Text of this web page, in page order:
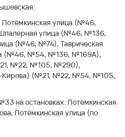
Потёмкинская улица (№46,
улица (№46, №136,
(№46, №74), Таврическая
(№46, №54, №136, №169А),
№22, №105, №290),
Кирова) (№21, №22, №54, №105,
на остановках: Потёмкинская
Потёмкинская улица (по